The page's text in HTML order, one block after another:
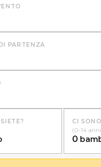
PARTENZA
CI
(0-14
0